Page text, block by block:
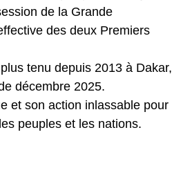
de la Grande
des deux Premiers
tenu depuis 2013 à Dakar,
décembre 2025.
et son action inlassable pour
peuples et les nations.